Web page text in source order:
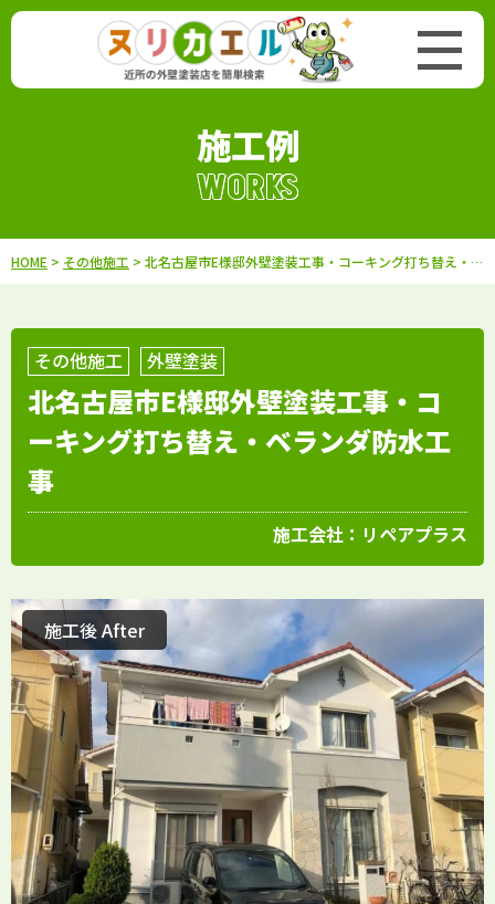
施工例
WORKS
HOME > その他施工 > 北名古屋市E様邸外壁塗装工事・コーキング打ち替え・ベランダ防水工事
その他施工 外壁塗装
北名古屋市E様邸外壁塗装工事・コ
ーキング打ち替え・ベランダ防水工
事
施工会社： リペアプラス
施工後 After